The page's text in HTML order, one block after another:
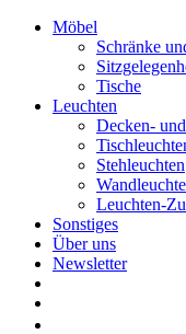
Möbel
Schränke
Tische
Leuchten
Decken-
Stehleuchten
Leuchten-
Sonstiges
Über uns
Newsletter